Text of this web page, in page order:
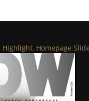
Highlight, Homepage